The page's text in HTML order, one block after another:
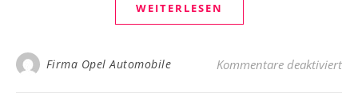
WEITERLESEN
Firma Opel Automobile Kommentare deaktiviertfür